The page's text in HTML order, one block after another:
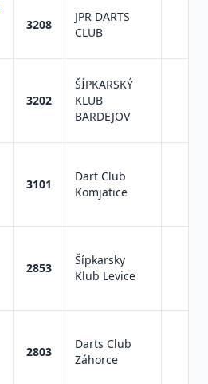
3208
JPR DARTS
CLUB
3202
ŠÍPKARSKÝ
KLUB
BARDEJOV
3101
Dart Club
Komjatice
2853
Šípkarsky
Klub Levice
2803
Darts Club
Záhorce